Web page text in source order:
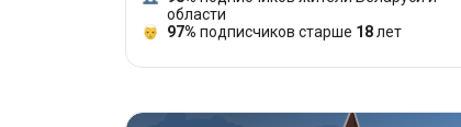
области
97% подписчиков старше 18лет